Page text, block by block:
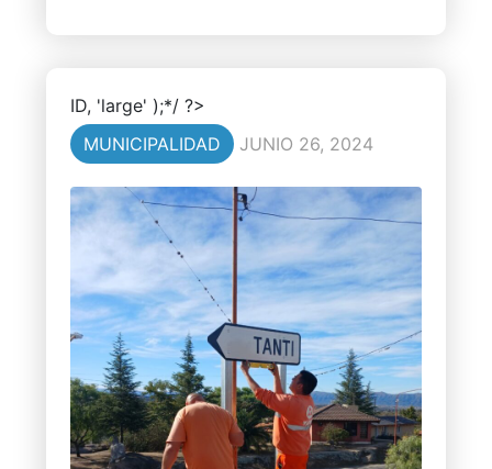
ID, 'large' );*/ ?>
MUNICIPALIDAD
JUNIO 26, 2024